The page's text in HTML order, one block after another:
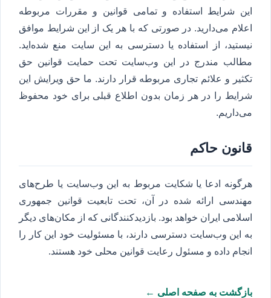
این شرایط استفاده و تمامی قوانین و مقررات مربوطه
اعلام می‌دارید. در صورتی که با هر یک از این شرایط موافق
نیستید، از استفاده یا دسترسی به این سایت منع شده‌اید.
مطالب مندرج در این وب‌سایت تحت حمایت قوانین حق
تکثیر و علائم تجاری مربوطه قرار دارند. ما حق ویرایش این
شرایط را در هر زمان بدون اطلاع قبلی برای خود محفوظ
می‌داریم.
قانون حاکم
هرگونه ادعا یا شکایت مربوط به این وب‌سایت یا طرح‌های
مهندسی ارائه شده در آن، تحت تابعیت قوانین جمهوری
اسلامی ایران خواهد بود. بازدیدکنندگانی که از مکان‌های دیگر
به این وب‌سایت دسترسی دارند، با مسئولیت خود این کار را
انجام داده و مسئول رعایت قوانین محلی خود هستند.
بازگشت به صفحه اصلی ←